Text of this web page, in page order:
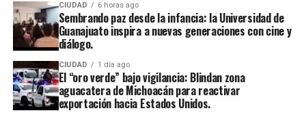
CIUDAD 6 horas ago
Sembrando paz desde la infancia: la Universidad de
Guanajuato inspira a nuevas generaciones con cine y
diálogo.
CIUDAD 1 día ago
El “oro verde” bajo vigilancia: Blindan zona
aguacatera de Michoacán para reactivar
exportación hacia Estados Unidos.